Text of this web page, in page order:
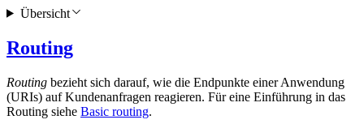
Routing
Routing bezieht sich darauf, wie die Endpunkte einer Anwendung
(URIs) auf Kundenanfragen reagieren. Für eine Einführung in das
Routing siehe Basic routing.
Übersicht